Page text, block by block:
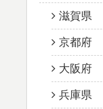
滋賀県
京都府
大阪府
兵庫県